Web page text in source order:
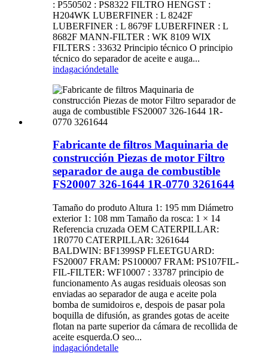
: P550502 : PS8322 FILTRO HENGST :
H204WK LUBERFINER : L 8242F
LUBERFINER : L 8679F LUBERFINER : L
8682F MANN-FILTER : WK 8109 WIX
FILTERS : 33632 Principio técnico O principio
técnico do separador de aceite e auga...
indagacióndetalle
Fabricante de filtros Maquinaria de
construcción Piezas de motor Filtro
separador de auga de combustible
FS20007 326-1644 1R-0770 3261644
Tamaño do produto Altura 1: 195 mm Diámetro
exterior 1: 108 mm Tamaño da rosca: 1 × 14
Referencia cruzada OEM CATERPILLAR:
1R0770 CATERPILLAR: 3261644
BALDWIN: BF1399SP FLEETGUARD:
FS20007 FRAM: PS100007 FRAM: PS107FIL-
FIL-FILTER: WF10007 : 33787 principio de
funcionamento As augas residuais oleosas son
enviadas ao separador de auga e aceite pola
bomba de sumidoiros e, despois de pasar pola
boquilla de difusión, as grandes gotas de aceite
flotan na parte superior da cámara de recollida de
aceite esquerda.O seo...
indagacióndetalle